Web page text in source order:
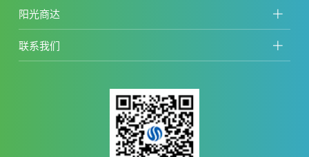
阳光商达
联系我们